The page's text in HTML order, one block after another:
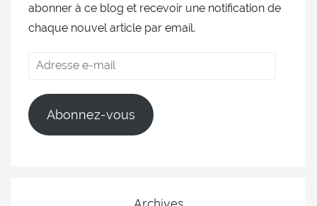
abonner à ce blog et recevoir une notification de
chaque nouvel article par email.
Abonnez-vous